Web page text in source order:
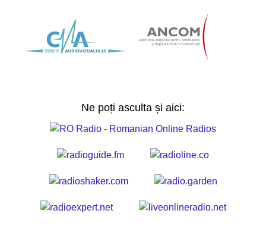
Ne poți asculta și aici: